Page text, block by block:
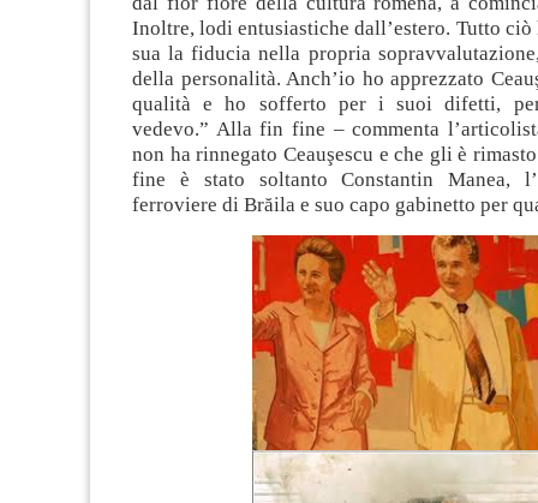
Inoltre, lodi entusiastiche dall’estero. Tutto ciò
sua la fiducia nella propria
della personalità. Anch’io ho apprezzato
qualità e ho sofferto per i suoi difetti,
vedevo.” Alla fin fine – commenta
non ha rinnegato Ceauşescu e che gli è
fine è stato soltanto Constantin Manea,
ferroviere di Brăila e suo capo gabinetto per